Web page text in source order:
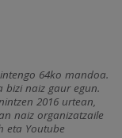
64ko mandoa.
bizi naiz gaur egun.
2016 urtean,
naiz organizatzaile
eta Youtube